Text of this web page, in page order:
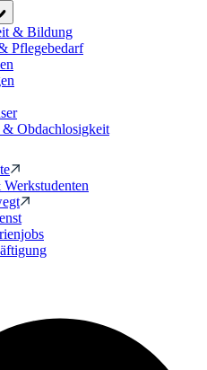
& Bildung
Pflegebedarf
& Obdachlosigkeit